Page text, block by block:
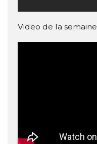
Video de la semaine